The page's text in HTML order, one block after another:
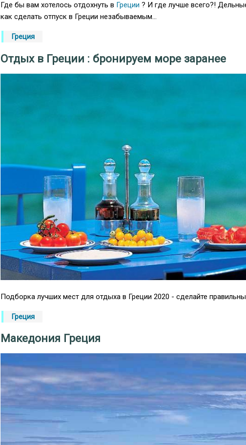
Где бы вам хотелось отдохнуть в Греции ? И где лучше всего?!
как сделать отпуск в Греции незабываемым...
Греция
Отдых в Греции : бронируем море заранее
Подборка лучших мест для отдыха в Греции 2020 - сделайте
Греция
Македония Греция